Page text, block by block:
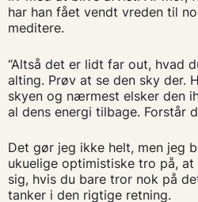
har han fået vendt vreden til
meditere.
“Altså det er lidt far out, hvad
alting. Prøv at se den sky der.
skyen og nærmest elsker den
al dens energi tilbage. Forstår
Det gør jeg ikke helt, men jeg
ukuelige optimistiske tro på,
sig, hvis du bare tror nok på
tanker i den rigtige retning.